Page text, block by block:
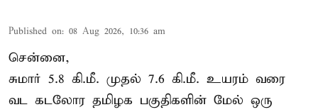
Published on: 08 Aug 2026, 10:36 am
சென்னை,
சுமார் 5.8 கி.மீ. முதல் 7.6 கி.மீ. உயரம் வரை
வட கடலோர தமிழக பகுதிகளின் மேல் ஒரு